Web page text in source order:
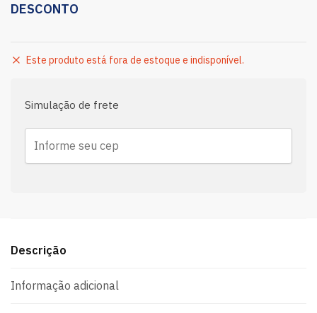
DESCONTO
Este produto está fora de estoque e indisponível.
Simulação de frete
Descrição
Informação adicional